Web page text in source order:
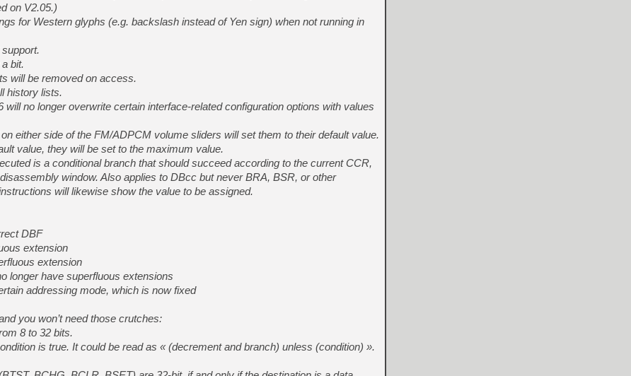
on V2.05.)
for Western glyphs (e.g. backslash instead of Yen sign) when not running in
bit.
will be removed on access.
history lists.
will no longer overwrite certain interface-related configuration options with values
either side of the FM/ADPCM volume sliders will set them to their default value.
value, they will be set to the maximum value.
is a conditional branch that should succeed according to the current CCR,
window. Also applies to DBcc but never BRA, BSR, or other
will likewise show the value to be assigned.
DBF
extension
extension
longer have superfluous extensions
addressing mode, which is now fixed
you won’t need those crutches:
8 to 32 bits.
is true. It could be read as « (decrement and branch) unless (condition) ».